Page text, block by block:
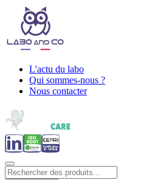
L'actu du labo
Qui sommes-nous ?
Nous contacter